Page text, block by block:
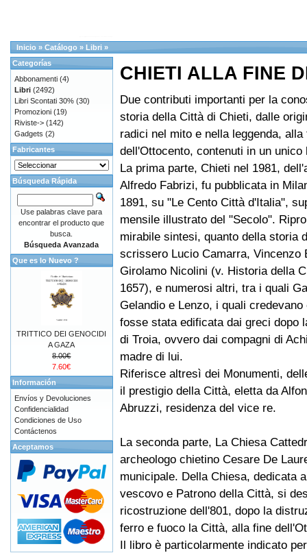
Inicio » Catálogo » Libri »
CHIETI ALLA FINE
Due contributi importanti per la
storia della Città di Chieti, dalle
radici nel mito e nella leggenda, alla
dell'Ottocento, contenuti in un unico
La prima parte, Chieti nel 1981,
Alfredo Fabrizi, fu pubblicata in
1891, su "Le Cento Città d'Italia",
mensile illustrato del "Secolo".
mirabile sintesi, quanto della storia
scrissero Lucio Camarra, Vincenzo
Girolamo Nicolini (v. Historia della
1657), e numerosi altri, tra i quali
Gelandio e Lenzo, i quali credevano
fosse stata edificata dai greci dopo
di Troia, ovvero dai compagni di
madre di lui.
Riferisce altresì dei Monumenti,
il prestigio della Città, eletta da
Abruzzi, residenza del vice re.
La seconda parte, La Chiesa
archeologo chietino Cesare De
municipale. Della Chiesa, dedicata
vescovo e Patrono della Città, si
ricostruzione dell'801, dopo la
ferro e fuoco la Città, alla fine
Il libro è particolarmente indicato
Categorías
Abbonamenti (4)
Libri (2492)
Libri Scontati 30% (30)
Promozioni (19)
Riviste-> (142)
Gadgets (2)
Fabricantes
Búsqueda Rápida
Use palabras clave para
encontrar el producto que
busca.
Búsqueda Avanzada
Que es lo Nuevo ?
TRITTICO DEI GENOCIDI
A GAZA
8.00€
7.60€
Información
Envíos y Devoluciones
Confidencialidad
Condiciones de Uso
Contáctenos
Aceptamos